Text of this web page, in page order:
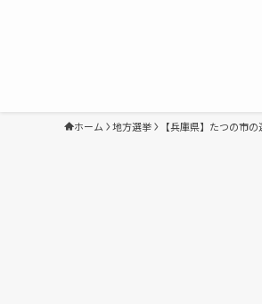
ホーム 地方選挙 【兵庫県】たつの市